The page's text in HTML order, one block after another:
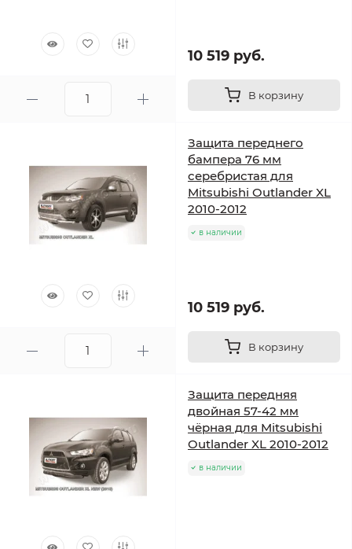
10 519 руб.
В корзину
Защита переднего
бампера 76 мм
серебристая для
Mitsubishi Outlander XL
2010-2012
в наличии
10 519 руб.
В корзину
Защита передняя
двойная 57-42 мм
чёрная для Mitsubishi
Outlander XL 2010-2012
в наличии